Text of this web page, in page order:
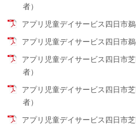
者）
アプリ児童デイサービス四日市鵜
アプリ児童デイサービス四日市鵜
アプリ児童デイサービス四日市
者）
アプリ児童デイサービス四日市
者）
アプリ児童デイサービス四日市芝